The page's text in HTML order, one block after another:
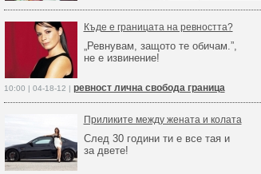
Къде е границата на ревността?
„Ревнувам, защото те обичам.”,
не е извинение!
10:00 | 04-18-12 | ревност лична свобода граница
Приликите между жената и колата
След 30 години ти е все тая и
за двете!